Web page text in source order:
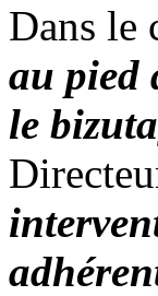
Dans le
au pied
le